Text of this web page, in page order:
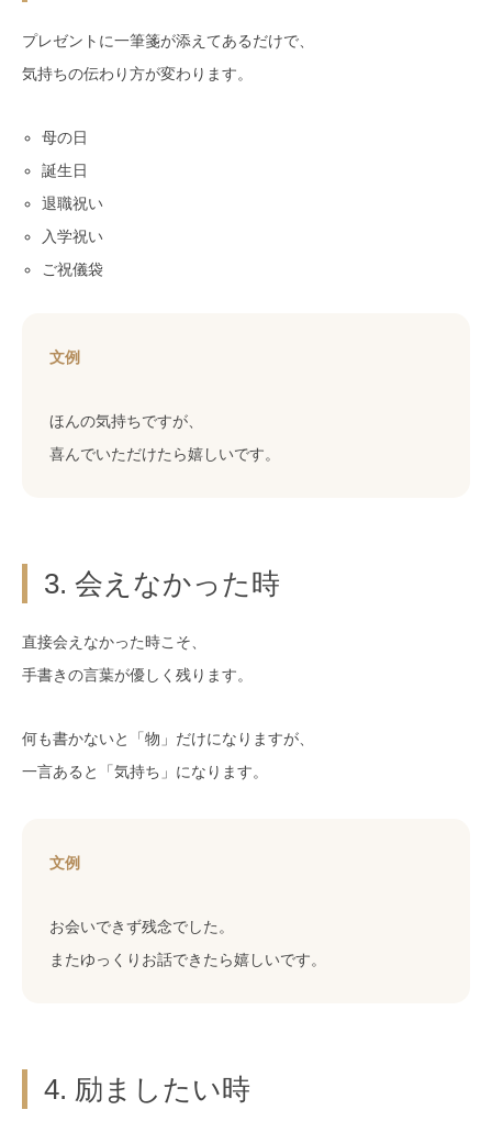
プレゼントに一筆箋が添えてあるだけで、
気持ちの伝わり方が変わります。
母の日
誕生日
退職祝い
入学祝い
ご祝儀袋
文例
ほんの気持ちですが、
喜んでいただけたら嬉しいです。
3. 会えなかった時
直接会えなかった時こそ、
手書きの言葉が優しく残ります。
何も書かないと「物」だけになりますが、
一言あると「気持ち」になります。
文例
お会いできず残念でした。
またゆっくりお話できたら嬉しいです。
4. 励ましたい時